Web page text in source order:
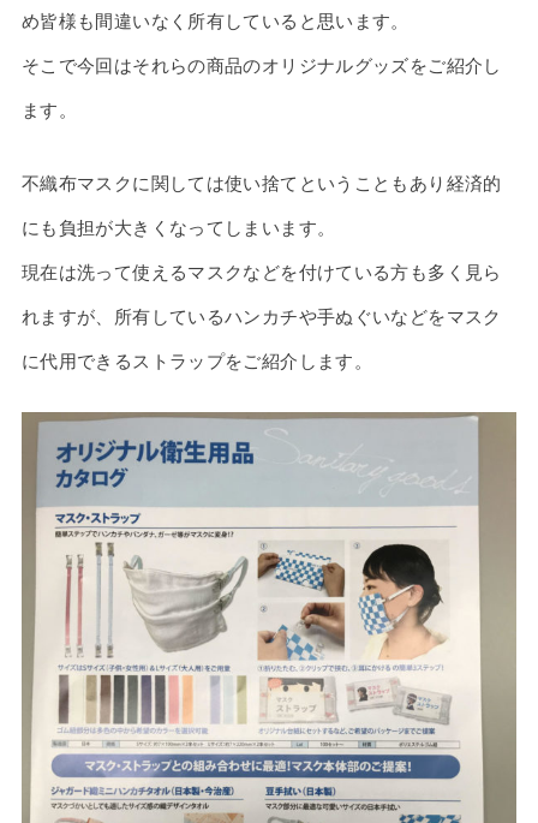
め皆様も間違いなく所有していると思います。
そこで今回はそれらの商品のオリジナルグッズをご紹介し
ます。
不織布マスクに関しては使い捨てということもあり経済的
にも負担が大きくなってしまいます。
現在は洗って使えるマスクなどを付けている方も多く見ら
れますが、所有しているハンカチや手ぬぐいなどをマスク
に代用できるストラップをご紹介します。